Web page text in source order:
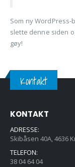
Som ny
slette denne siden
gøy!
Kontakt
KONTAKT
ADRESSE:
Skibåsen 40A, 4636
TELEFON:
38 04 64 04